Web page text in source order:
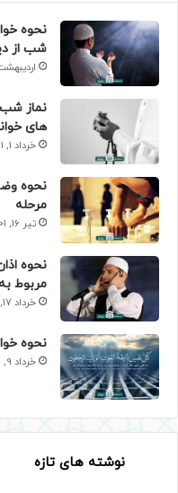
نحوه
شب از
اردیبهشت 27,
نماز شب
های
خرداد 1, 1401
نحوه
مرحله
تیر 16, 1401
نحوه
مربوط
خرداد 17, 1401
نحوه
خرداد 9, 1401
نوشته های تازه